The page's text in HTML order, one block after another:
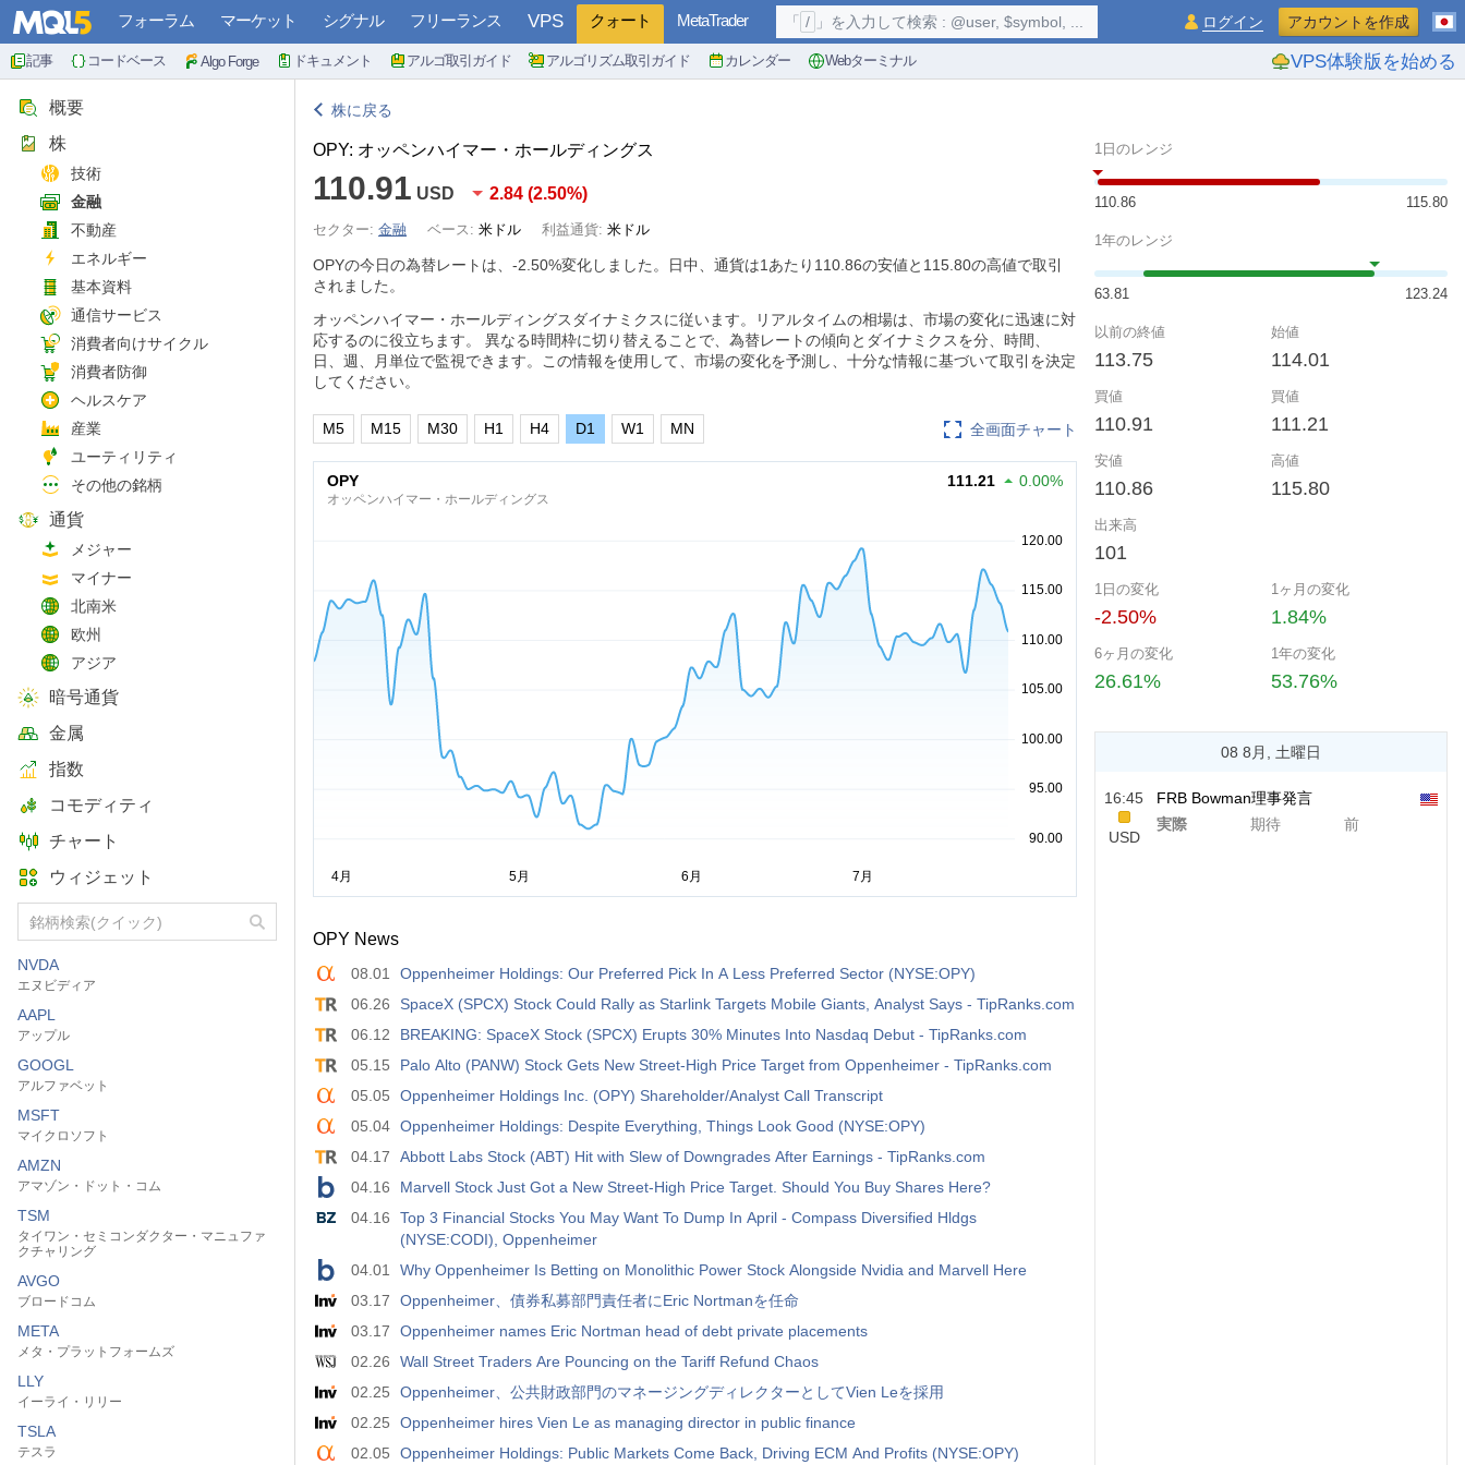
フォーラム マーケット シグナル フリーランス VPS クォート MetaTrader
記事 コードベース Algo Forge ドキュメント アルゴ取引ガイド アルゴリズム取引ガイド カレンダー Webターミナル VPS体験版を始める
「 / 」を入力して検索 : @user, $symbol, ... ログイン アカウントを作成
概要
株
技術
金融
不動産
エネルギー
基本資料
通信サービス
消費者向けサイクル
消費者防御
ヘルスケア
産業
ユーティリティ
その他の銘柄
通貨
メジャー
マイナー
北南米
欧州
アジア
暗号通貨
金属
指数
コモディティ
チャート
ウィジェット
NVDA
エヌビディア
AAPL
アップル
GOOGL
アルファベット
MSFT
マイクロソフト
AMZN
アマゾン・ドット・コム
TSM
タイワン・セミコンダクター・マニュファ
クチャリング
AVGO
ブロードコム
META
メタ・プラットフォームズ
LLY
イーライ・リリー
TSLA
テスラ
株に戻る
OPY: オッペンハイマー・ホールディングス
110.91 USD 2.84 (2.50%)
セクター: 金融 ベース: 米ドル 利益通貨: 米ドル
OPYの今日の為替レートは、 -2.50%変化しました。日中、通貨は1あたり110.86の安値と115.80の高値で取引
されました。
オッペンハイマー・ホールディングスダイナミクスに従います。リアルタイムの相場は、市場の変化に迅速に対
応するのに役立ちます。 異なる時間枠に切り替えることで、為替レートの傾向とダイナミクスを分、時間、
日、週、月単位で監視できます。この情報を使用して、市場の変化を予測し、十分な情報に基づいて取引を決定
してください。
全画面チャート
M5 M15 M30 H1 H4 D1 W1 MN
OPY
オッペンハイマー・ホールディングス
111.21 0.00%
OPY News
08.01
Oppenheimer Holdings: Our Preferred Pick In A Less Preferred Sector (NYSE:OPY)
06.26
SpaceX (SPCX) Stock Could Rally as Starlink Targets Mobile Giants, Analyst Says - TipRanks.com
06.12
BREAKING: SpaceX Stock (SPCX) Erupts 30% Minutes Into Nasdaq Debut - TipRanks.com
05.15
Palo Alto (PANW) Stock Gets New Street-High Price Target from Oppenheimer - TipRanks.com
05.05
Oppenheimer Holdings Inc. (OPY) Shareholder/Analyst Call Transcript
05.04 Oppenheimer Holdings: Despite Everything, Things Look Good (NYSE:OPY)
04.17
Abbott Labs Stock (ABT) Hit with Slew of Downgrades After Earnings - TipRanks.com
04.16
Marvell Stock Just Got a New Street-High Price Target. Should You Buy Shares Here?
04.16
Top 3 Financial Stocks You May Want To Dump In April - Compass Diversified Hldgs
(NYSE:CODI), Oppenheimer
04.01
Why Oppenheimer Is Betting on Monolithic Power Stock Alongside Nvidia and Marvell Here
03.17
Oppenheimer、債券私募部門責任者にEric Nortmanを任命
03.17
Oppenheimer names Eric Nortman head of debt private placements
02.26
Wall Street Traders Are Pouncing on the Tariff Refund Chaos
02.25
Oppenheimer、公共財政部門のマネージングディレクターとしてVien Leを採用
02.25
Oppenheimer hires Vien Le as managing director in public finance
02.05
Oppenheimer Holdings: Public Markets Come Back, Driving ECM And Profits (NYSE:OPY)
1日のレンジ
110.86 115.80
1年のレンジ
63.81 123.24
以前の終値
113.75
始値
114.01
買値
110.91
買値
111.21
安値
110.86
高値
115.80
出来高
101
1日の変化
-2.50%
1ヶ月の変化
1.84%
6ヶ月の変化
26.61%
1年の変化
53.76%
08 8月, 土曜日
16:45
USD
FRB Bowman理事発言
実際
期待 前